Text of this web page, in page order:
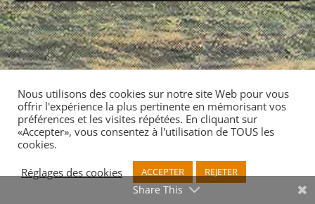
Nous utilisons des cookies sur notre site Web pour vous
offrir l'expérience la plus pertinente en mémorisant vos
préférences et les visites répétées. En cliquant sur
«Accepter», vous consentez à l'utilisation de TOUS les
cookies.
Réglages des cookies
ACCEPTER REJETER
Share This